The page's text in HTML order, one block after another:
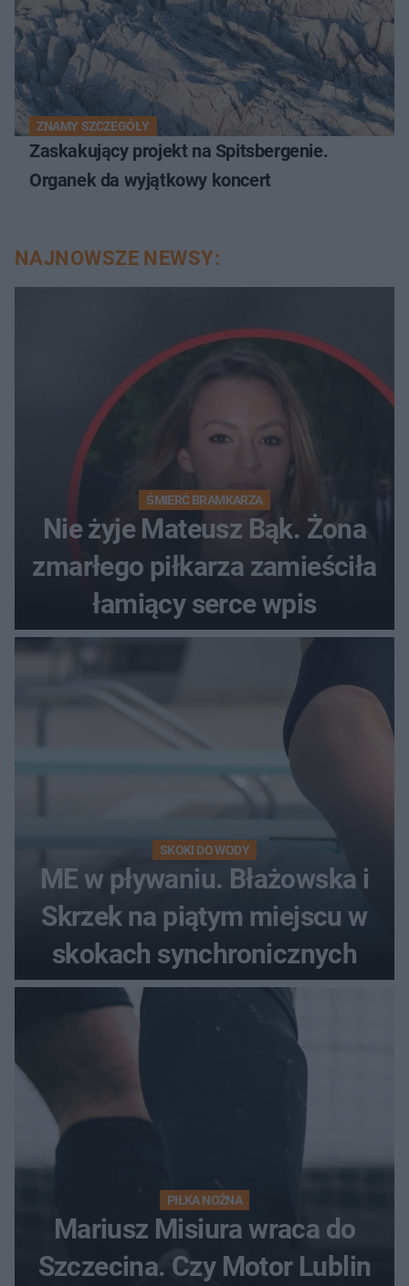
ZNAMY SZCZEGÓŁY
Zaskakujący projekt na Spitsbergenie.
Organek da wyjątkowy koncert
NAJNOWSZE NEWSY:
ŚMIERĆ BRAMKARZA
Nie żyje Mateusz Bąk. Żona
zmarłego piłkarza zamieściła
łamiący serce wpis
SKOKI DO WODY
ME w pływaniu. Błażowska i
Skrzek na piątym miejscu w
skokach synchronicznych
PIŁKA NOŻNA
Mariusz Misiura wraca do
Szczecina. Czy Motor Lublin